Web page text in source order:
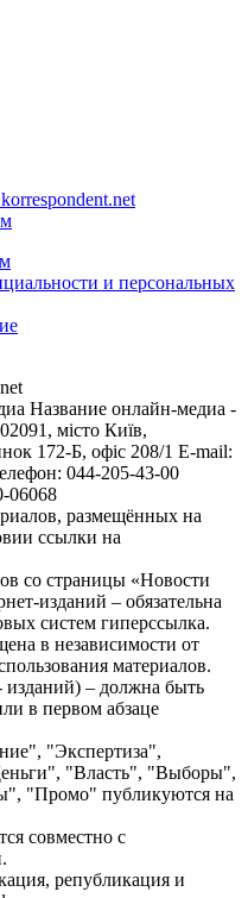
и персональных
Название онлайн-медиа -
місто Київ,
172-Б, офіс 208/1 E-mail:
044-205-43-00
06068
размещённых на
ссылки на
со страницы «Новости
изданий – обязательна
систем гиперссылка.
в независимости от
материалов.
изданий) – должна быть
в первом абзаце
"Экспертиза",
"Власть", "Выборы",
"Промо" публикуются на
совместно с
републикация и